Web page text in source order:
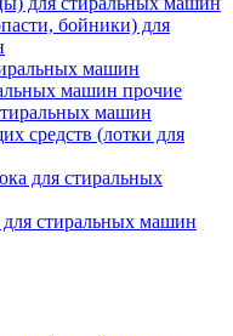
бойники) для
машин
машин прочие
машин
средств (лотки для
для стиральных
для стиральных машин